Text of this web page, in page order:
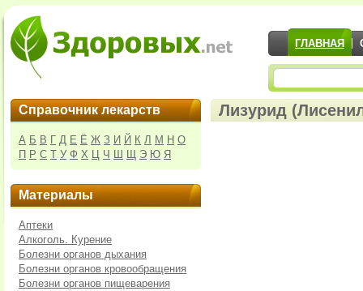
ГЛАВНАЯ
Справочник лекарств
А Б В Г Д Е Ё Ж З И Й К Л М Н О
П Р С Т У Ф Х Ц Ч Ш Щ Э Ю Я
Материалы
Аптеки
Алкоголь. Курение
Болезни органов дыхания
Болезни органов кровообращения
Болезни органов пищеварения
Лизурид